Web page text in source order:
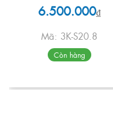
6.500.000₫
Mã: 3K-S20.8
Còn hàng